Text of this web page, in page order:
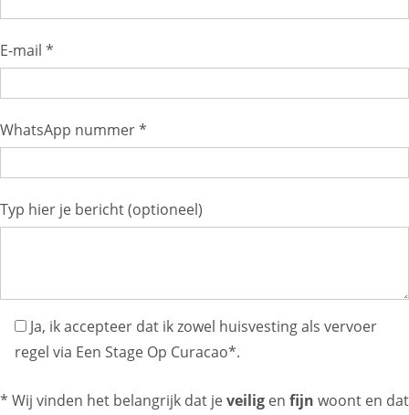
E-mail *
WhatsApp nummer *
Typ hier je bericht (optioneel)
Ja, ik accepteer dat ik zowel huisvesting als vervoer
regel via Een Stage Op Curacao*.
* Wij vinden het belangrijk dat jeveilig en fijn woont en dat